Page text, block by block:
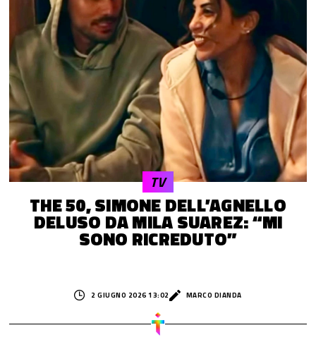
THE 50, SIMONE DELL’AGNELLO
DELUSO DA MILA SUAREZ: “MI
SONO RICREDUTO”
TV
2 GIUGNO 2026 13:02 MARCO DIANDA